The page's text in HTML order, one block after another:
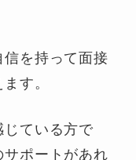
を持って面接
す。
じている方で
サポートがあれ